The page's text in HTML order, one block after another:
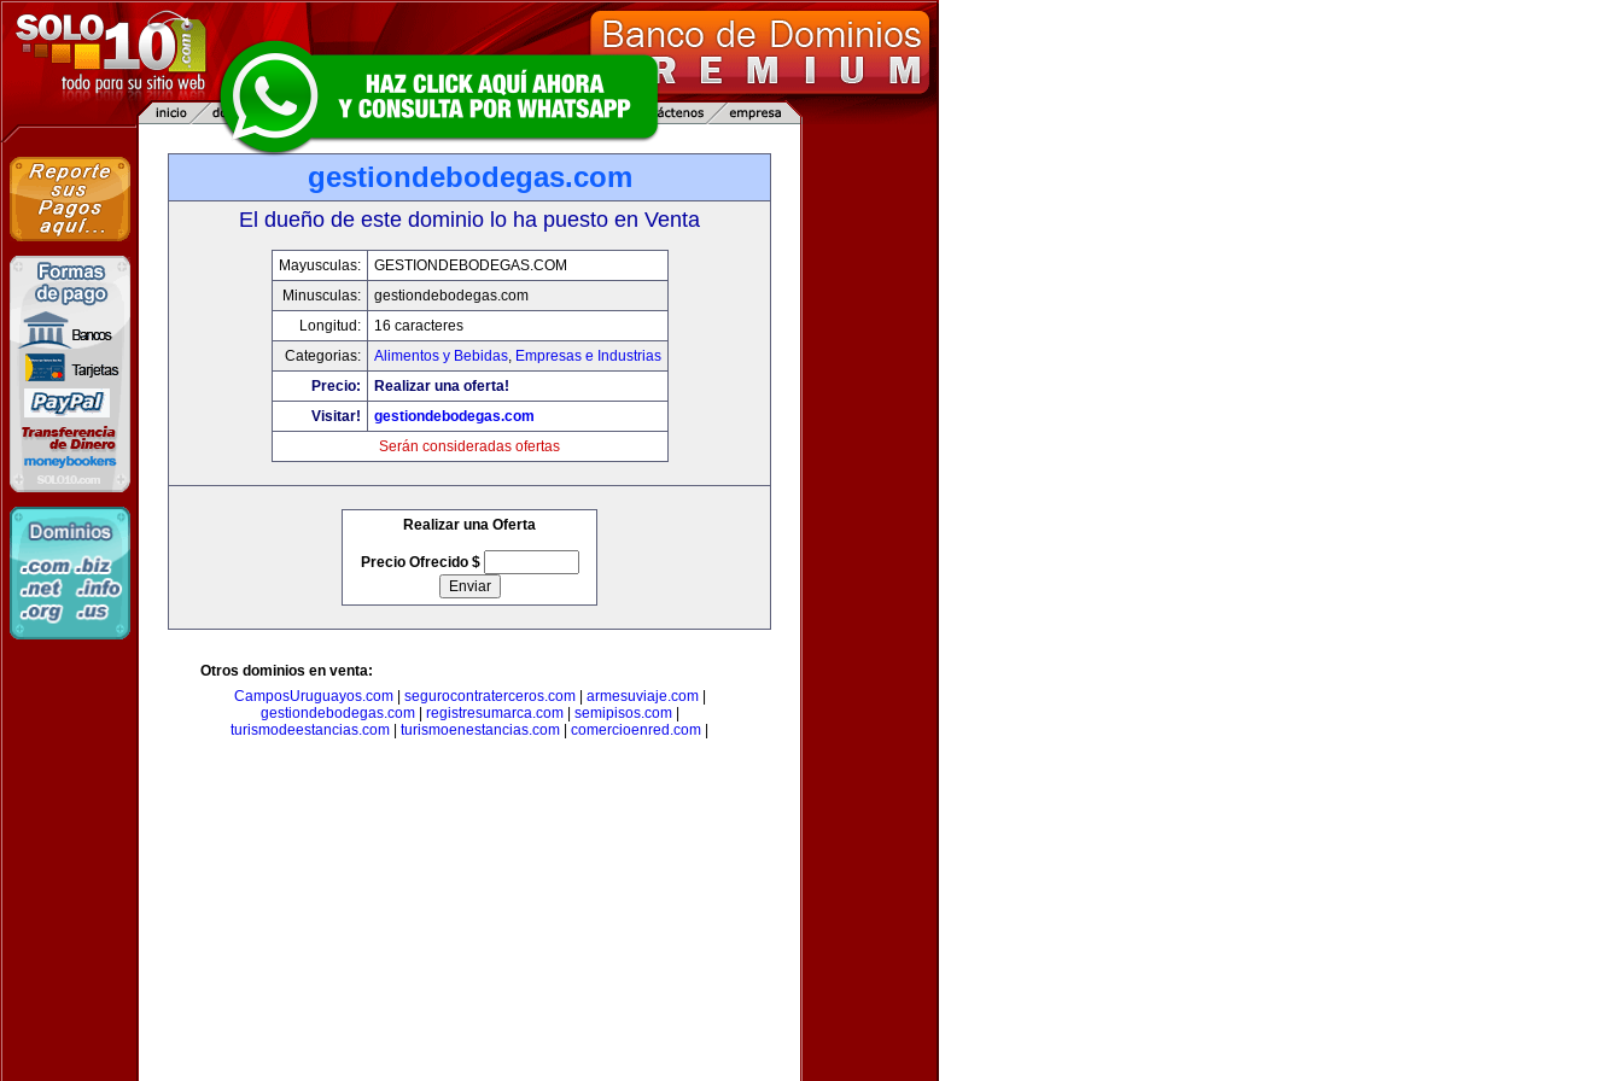
gestiondebodegas.com
El dueño de este dominio lo ha puesto en Venta
Mayusculas:
GESTIONDEBODEGAS.COM
Minusculas:
gestiondebodegas.com
Longitud:
16 caracteres
Categorias:
Alimentos y Bebidas, Empresas e Industrias
Precio:
Realizar una oferta!
Visitar!
gestiondebodegas.com
Serán consideradas ofertas
Realizar una Oferta
Precio Ofrecido $
Otros dominios en venta:
CamposUruguayos.com| segurocontraterceros.com| armesuviaje.com|
gestiondebodegas.com| registresumarca.com| semipisos.com|
turismodeestancias.com
turismoenestancias.com comercioenred.com